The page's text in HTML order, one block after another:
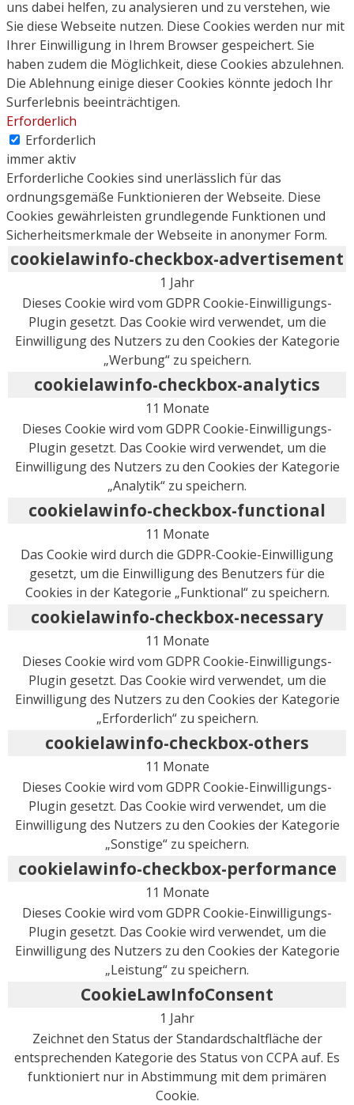
uns dabei helfen, zu analysieren und zu verstehen, wie
Sie diese Webseite nutzen. Diese Cookies werden nur mit
Ihrer Einwilligung in Ihrem Browser gespeichert. Sie
haben zudem die Möglichkeit, diese Cookies abzulehnen.
Die Ablehnung einige dieser Cookies könnte jedoch Ihr
Surferlebnis beeinträchtigen.
Erforderlich
Erforderlich
immer aktiv
Erforderliche Cookies sind unerlässlich für das
ordnungsgemäße Funktionieren der Webseite. Diese
Cookies gewährleisten grundlegende Funktionen und
Sicherheitsmerkmale der Webseite in anonymer Form.
cookielawinfo-checkbox-advertisement
1 Jahr
Dieses Cookie wird vom GDPR Cookie-Einwilligungs-
Plugin gesetzt. Das Cookie wird verwendet, um die
Einwilligung des Nutzers zu den Cookies der Kategorie
„Werbung“ zu speichern.
cookielawinfo-checkbox-analytics
11 Monate
Dieses Cookie wird vom GDPR Cookie-Einwilligungs-
Plugin gesetzt. Das Cookie wird verwendet, um die
Einwilligung des Nutzers zu den Cookies der Kategorie
„Analytik“ zu speichern.
cookielawinfo-checkbox-functional
11 Monate
Das Cookie wird durch die GDPR-Cookie-Einwilligung
gesetzt, um die Einwilligung des Benutzers für die
Cookies in der Kategorie „Funktional“ zu speichern.
cookielawinfo-checkbox-necessary
11 Monate
Dieses Cookie wird vom GDPR Cookie-Einwilligungs-
Plugin gesetzt. Das Cookie wird verwendet, um die
Einwilligung des Nutzers zu den Cookies der Kategorie
„Erforderlich“ zu speichern.
cookielawinfo-checkbox-others
11 Monate
Dieses Cookie wird vom GDPR Cookie-Einwilligungs-
Plugin gesetzt. Das Cookie wird verwendet, um die
Einwilligung des Nutzers zu den Cookies der Kategorie
„Sonstige“ zu speichern.
cookielawinfo-checkbox-performance
11 Monate
Dieses Cookie wird vom GDPR Cookie-Einwilligungs-
Plugin gesetzt. Das Cookie wird verwendet, um die
Einwilligung des Nutzers zu den Cookies der Kategorie
„Leistung“ zu speichern.
CookieLawInfoConsent
1 Jahr
Zeichnet den Status der Standardschaltfläche der
entsprechenden Kategorie des Status von CCPA auf. Es
funktioniert nur in Abstimmung mit dem primären
Cookie.